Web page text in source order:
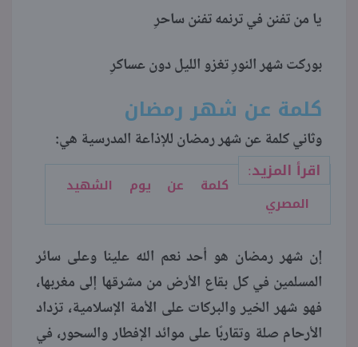
يا من تفنن في ترنمه تفنن ساحرِ
بوركت شهر النورِ تغزو الليل دون عساكرِ
كلمة عن شهر رمضان
وثاني كلمة عن شهر رمضان للإذاعة المدرسية هي:
اقرأ المزيد:
كلمة عن يوم الشهيد
المصري
إن شهر رمضان هو أحد نعم الله علينا وعلى سائر
المسلمين في كل بقاع الأرض من مشرقها إلى مغربها،
فهو شهر الخير والبركات على الأمة الإسلامية، تزداد
الأرحام صلة وتقاربًا على موائد الإفطار والسحور، في